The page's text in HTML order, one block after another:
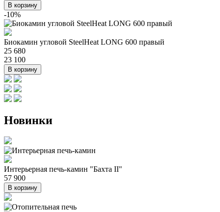
В корзину
-10%
Биокамин угловой SteelHeat LONG 600 правый
25 680
23 100
В корзину
Новинки
Интерьерная печь-камин "Бахта II"
57 900
В корзину